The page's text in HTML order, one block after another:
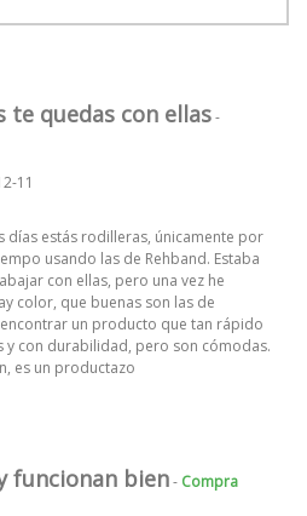
te quedas con ellas-
11
días estás rodilleras, únicamente por
usando las de Rehband. Estaba
con ellas, pero una vez he
color, que buenas son las de
un producto que tan rápido
y con durabilidad, pero son cómodas.
es un productazo
funcionan bien- Compra